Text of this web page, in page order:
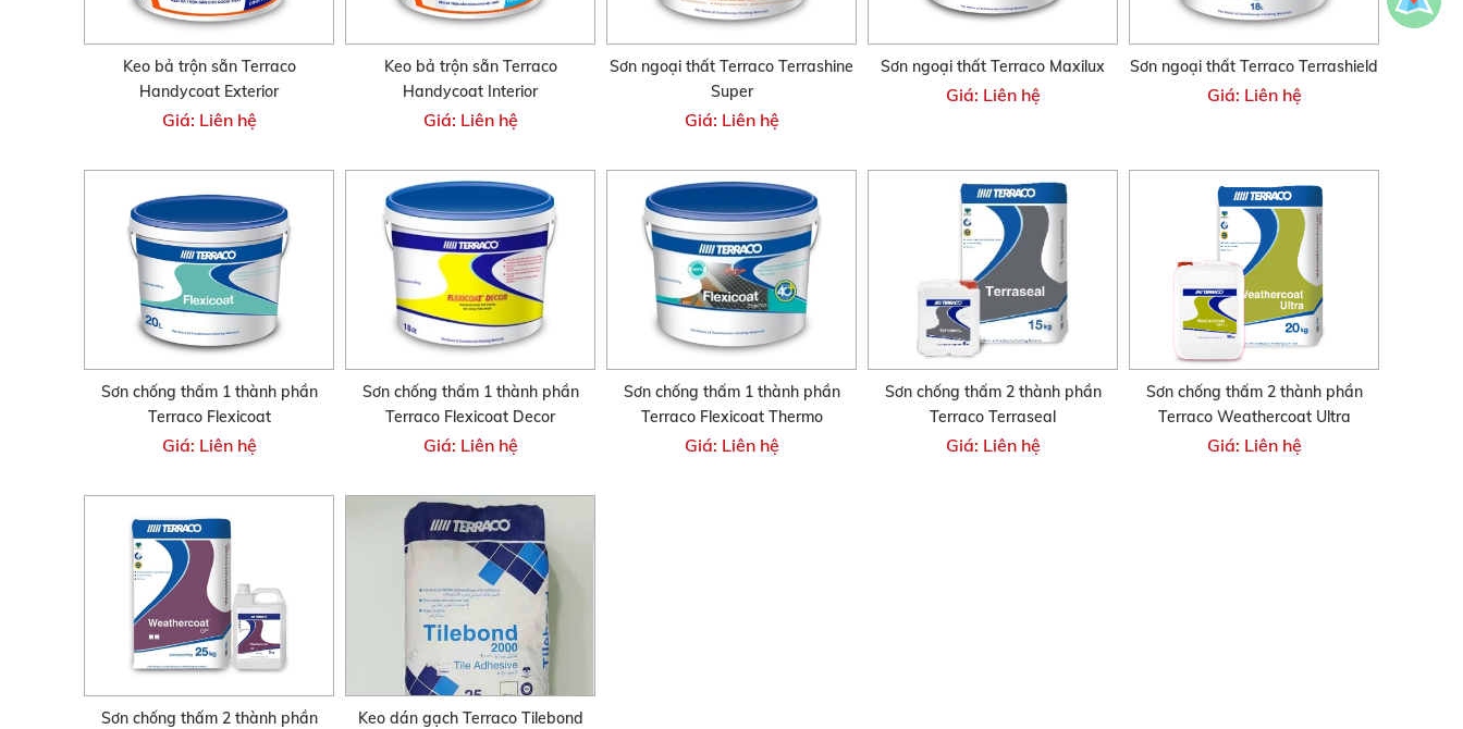
Keo bả trộn sẵn Terraco
Handycoat Exterior
Giá: Liên hệ
Keo bả trộn sẵn Terraco
Handycoat Interior
Giá: Liên hệ
Sơn ngoại thất Terraco Terrashine
Super
Giá: Liên hệ
Sơn ngoại thất Terraco Maxilux
Giá: Liên hệ
Sơn ngoại thất Terraco Terrashield
Giá: Liên hệ
Sơn chống thấm 1 thành phần
Terraco Flexicoat
Giá: Liên hệ
Sơn chống thấm 1 thành phần
Terraco Flexicoat Decor
Giá: Liên hệ
Sơn chống thấm 1 thành phần
Terraco Flexicoat Thermo
Giá: Liên hệ
Sơn chống thấm 2 thành phần
Terraco Terraseal
Giá: Liên hệ
Sơn chống thấm 2 thành phần
Terraco Weathercoat Ultra
Giá: Liên hệ
Sơn chống thấm 2 thành phần
Keo dán gạch Terraco Tilebond